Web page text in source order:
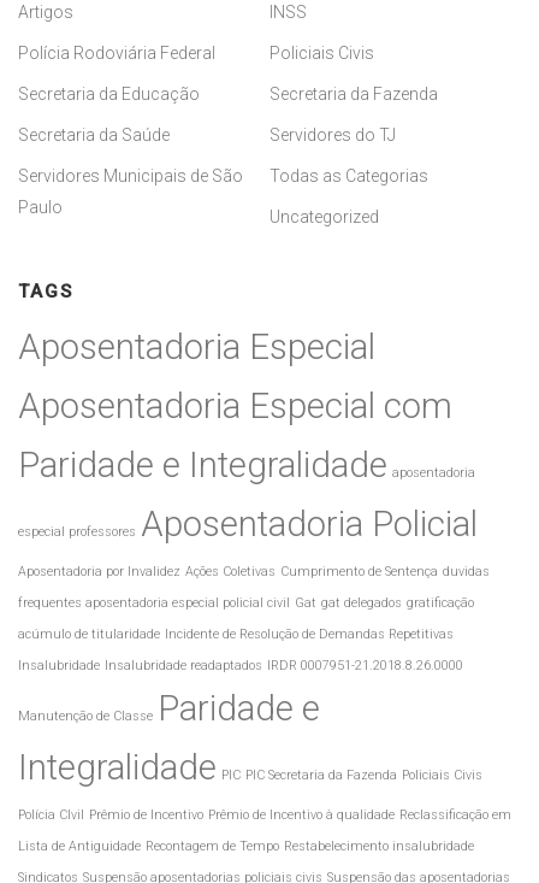
Artigos INSS
Polícia Rodoviária Federal Policiais Civis
Secretaria da Educação Secretaria da Fazenda
Secretaria da Saúde Servidores do TJ
Servidores Municipais de São
Paulo
Todas as Categorias
Uncategorized
TAGS
Aposentadoria Especial
Aposentadoria Especial com
Paridade e Integralidade aposentadoria
especial professores Aposentadoria Policial
Aposentadoria por Invalidez Ações Coletivas Cumprimento de Sentença duvidas
frequentes aposentadoria especial policial civil Gat gat delegados gratificação
acúmulo de titularidade Incidente de Resolução de Demandas Repetitivas
Insalubridade Insalubridade readaptados IRDR 0007951-21.2018.8.26.0000
Manutenção de Classe Paridade e
Integralidade PIC PIC Secretaria da Fazenda Policiais Civis
Polícia CIvil Prêmio de Incentivo Prêmio de Incentivo à qualidade Reclassificação em
Lista de Antiguidade Recontagem de Tempo Restabelecimento insalubridade
Sindicatos Suspensão aposentadorias policiais civis Suspensão das aposentadorias